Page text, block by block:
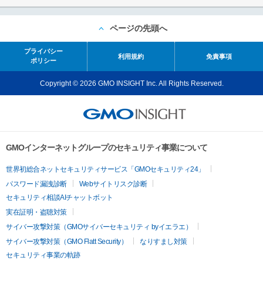
ページの先頭へ
プライバシー
ポリシー
利用規約 免責事項
Copyright © 2026 GMO INSIGHT Inc. All Rights Reserved.
GMOインターネットグループのセキュリティ事業について
世界初総合ネットセキュリティサービス「GMOセキュリティ24」
パスワード漏洩診断
Webサイトリスク診断
セキュリティ相談AIチャットボット
実在証明・盗聴対策
サイバー攻撃対策（GMOサイバーセキュリティ byイエラエ）
サイバー攻撃対策（GMO Flatt Security）
なりすまし対策
セキュリティ事業の軌跡